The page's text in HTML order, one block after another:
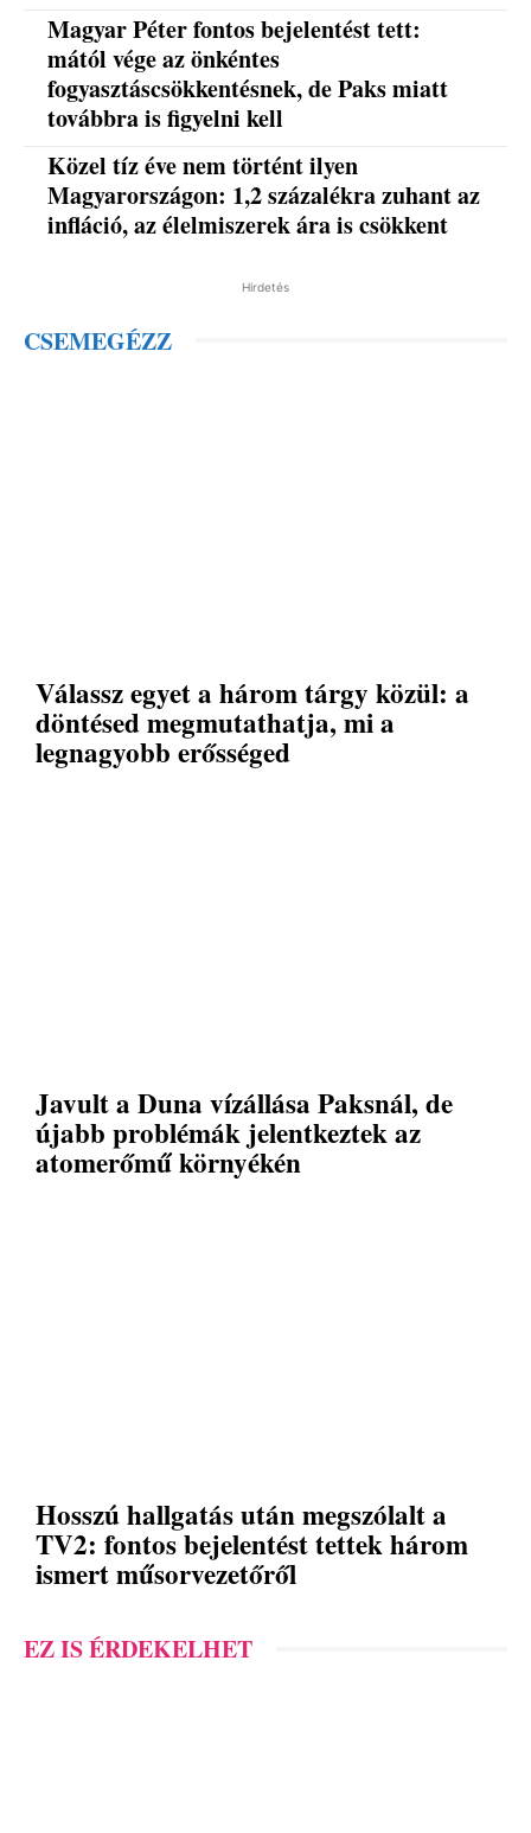
Magyar Péter fontos bejelentést tett:
mától vége az önkéntes
fogyasztáscsökkentésnek, de Paks miatt
továbbra is figyelni kell
Közel tíz éve nem történt ilyen
Magyarországon: 1,2 százalékra zuhant az
infláció, az élelmiszerek ára is csökkent
Hirdetés
CSEMEGÉZZ
Válassz egyet a három tárgy közül: a
döntésed megmutathatja, mi a
legnagyobb erősséged
Javult a Duna vízállása Paksnál, de
újabb problémák jelentkeztek az
atomerőmű környékén
Hosszú hallgatás után megszólalt a
TV2: fontos bejelentést tettek három
ismert műsorvezetőről
EZ IS ÉRDEKELHET